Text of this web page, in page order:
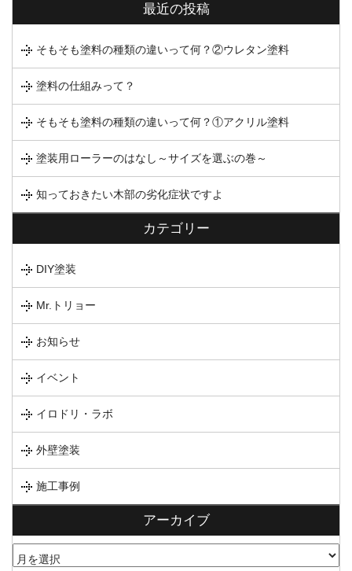
最近の投稿
そもそも塗料の種類の違いって何？②ウレタン塗料
塗料の仕組みって？
そもそも塗料の種類の違いって何？①アクリル塗料
塗装用ローラーのはなし～サイズを選ぶの巻～
知っておきたい木部の劣化症状ですよ
カテゴリー
DIY塗装
Mr.トリョー
お知らせ
イベント
イロドリ・ラボ
外壁塗装
施工事例
アーカイブ
ア